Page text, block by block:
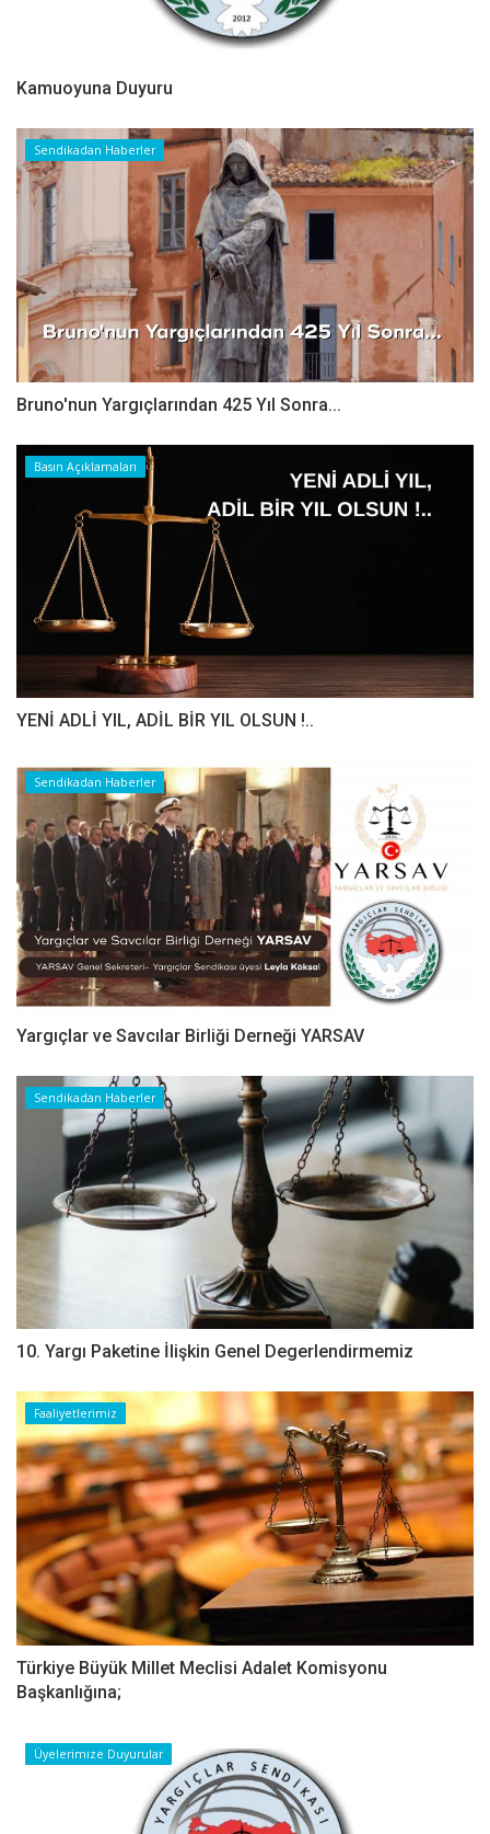
Kamuoyuna Duyuru
Sendikadan Haberler
Bruno'nun Yargıçlarından 425 Yıl Sonra...
Basın Açıklamaları
YENİ ADLİ YIL, ADİL BİR YIL OLSUN !..
Sendikadan Haberler
Yargıçlar ve Savcılar Birliği Derneği YARSAV
Sendikadan Haberler
10. Yargı Paketine İlişkin Genel Degerlendirmemiz
Faaliyetlerimiz
Türkiye Büyük Millet Meclisi Adalet Komisyonu
Başkanlığına;
Üyelerimize Duyurular